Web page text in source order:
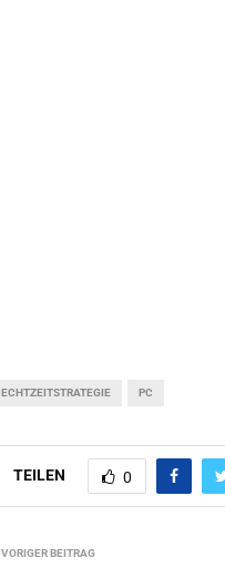
ECHTZEITSTRATEGIE PC
TEILEN 0
VORIGER BEITRAG